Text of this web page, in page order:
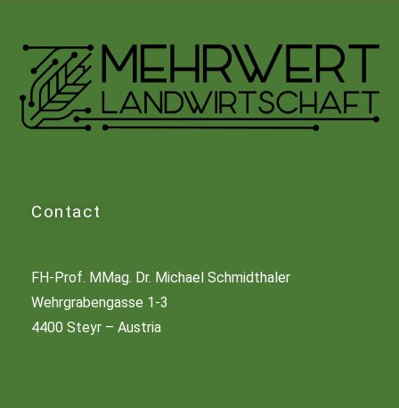
Contact
FH-Prof. MMag. Dr. Michael Schmidthaler
Wehrgrabengasse 1-3
4400 Steyr – Austria